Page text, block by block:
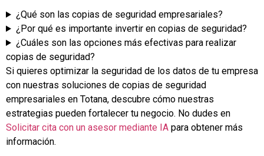
¿Qué son las copias de seguridad empresariales?
¿Por qué es importante invertir en copias de seguridad?
¿Cuáles son las opciones más efectivas para realizar
copias de seguridad?
Si quieres optimizar la seguridad de los datos de tu empresa
con nuestras soluciones de copias de seguridad
empresariales en Totana, descubre cómo nuestras
estrategias pueden fortalecer tu negocio. No dudes en
Solicitar cita con un asesor mediante IA para obtener más
información.